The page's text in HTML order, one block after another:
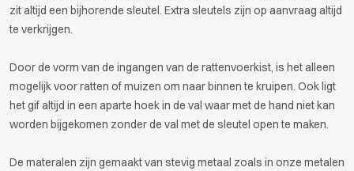
zit altijd een bijhorende sleutel. Extra sleutels zijn op aanvraag altijd
te verkrijgen.
Door de vorm van de ingangen van de rattenvoerkist, is het alleen
mogelijk voor ratten of muizen om naar binnen te kruipen. Ook ligt
het gif altijd in een aparte hoek in de val waar met de hand niet kan
worden bijgekomen zonder de val met de sleutel open te maken.
De materalen zijn gemaakt van stevig metaal zoals in onze metalen